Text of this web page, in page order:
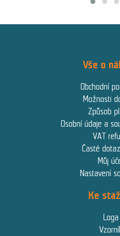
Vše o
Obchodní
Možnosti
Způsob
Osobní údaje a
VAT
Časté
Můj
Nastavení
Ke
Loga